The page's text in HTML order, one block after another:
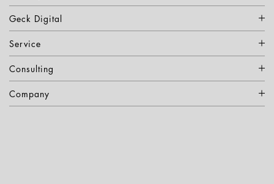
Geck Digital
Service
Consulting
Company